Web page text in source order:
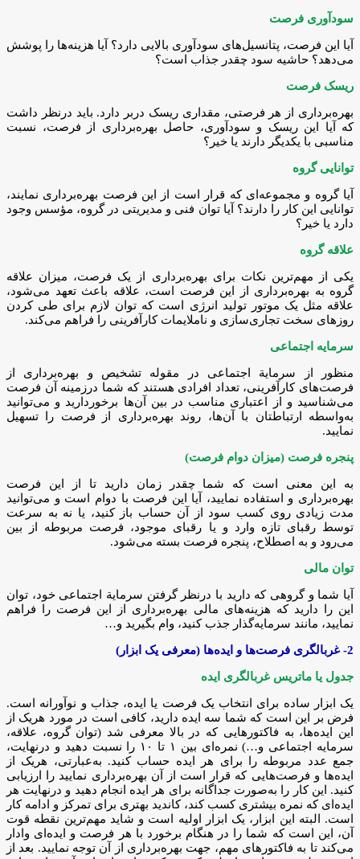
سودآوری فرصت
آیا این فرصت، پتانسیل‌های سودآوری بالایی دارد؟ آیا هزینه‌ها را پوشش
می‌دهد؟ حاشیه سود چقدر جذاب است؟
ریسک فرصت
بهره‌برداری از هر فرصتی، مقداری ریسک دربر دارد. باید درنظر داشت
که آیا این ریسک و سودآوری، حاصل بهره‌برداری از فرصت، نسبت
مناسبی با یکدیگر دارند یا خیر؟
توانایی گروه
آیا گروه و مجموعه‌ای که قرار است از این فرصت بهر‌ه‌برداری نمایند،
توانایی این کار را دارند؟ آیا توان فنی و مدیریتی در گروه، مؤسس وجود
دارد یا خیر؟
علاقه گروه
یکی از مهم‌ترین نکات برای بهره‌برداری از یک فرصت، میزان علاقه
گروه به بهره‌برداری از این فرصت است، علاقه باعث تعهد می‌شود،
علاقه مثل یک موتور تولید انرژی است که توان لازم برای طی کردن
روزهای سخت تجاری‌سازی و ناملایمات کارآفرینی را فراهم می‌کند.
سرمایه اجتماعی
منظور از سرمایة اجتماعی در مقوله تشخیص و بهره‌برداری از
فرصت‌های کارآفرینی، تعداد افرادی هستند که شما درزمینه آن فرصت
می‌شناسید و از اعتباری مناسب در بین آن‌ها برخوردارید و می‌توانید
به‌واسطه ارتباطتان با آن‌ها، روند بهره‌برداری از فرصت را تسهیل
نمایید.
پنجره فرصت (میزان دوام فرصت)
به این معنی است که شما چقدر زمان دارید تا از این فرصت
بهره‌برداری و استفاده نمایید، آیا این فرصت با دوام است و می‌توانید
مدت زیادی روی کسب سود از آن حساب باز کنید، یا نه به سرعت
توسط رقبای تازه وارد و یا رقبای موجود، فرصت مربوطه از بین
می‌رود و به اصطلاح، پنجره فرصت بسته می‌شود.
توان مالی
آیا شما و گروهی که دارید با درنظر گرفتن سرمایة اجتماعی خود، توان
این را دارید که هزینه‌های مالی بهره‌برداری از این فرصت را فراهم
نمایید، مانند سرمایه‌گذار جذب کنید، وام بگیرید و…
2- غربالگری فرصت‌ها و ایده‌ها (معرفی یک ابزار)
جدول یا ماتریس غربالگری ایده
یک ابزار ساده برای انتخاب یک فرصت یا ایده، جذاب و نوآورانه است.
فرض بر این است که شما سه ایده دارید، کافی است در مورد هریک از
این ایده‌ها، به فاکتورهایی که در بالا معرفی شد (توان گروه، علاقه،
سرمایه اجتماعی و…) نمره‌ای بین ۱ تا ۱۰ را نسبت دهید و درنهایت،
جمع عدد مربوطه را برای هر ایده حساب کنید. به‌عبارتی، هریک از
ایده‌ها و فرصت‌هایی که قرار است از آن بهره‌برداری نمایید را ارزیابی
کنید. این کار را به‌صورت جداگانه برای هر ایده انجام دهید و درنهایت هر
ایده‌ای که نمره بیشتری کسب کند، کاندید بهتری برای تمرکز و ادامه کار
است. البته این ابزار، یک ابزار اولیه است و شاید مهم‌ترین نقطه قوت
آن، این است که شما را در هنگام برخورد با هر فرصت و ایده‌ای وادار
می‌کند تا به فاکتورهای مهم، جهت بهره‌برداری از آن توجه نمایید. بعد از